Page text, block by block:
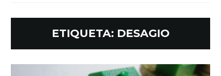
ETIQUETA: DESAGIO